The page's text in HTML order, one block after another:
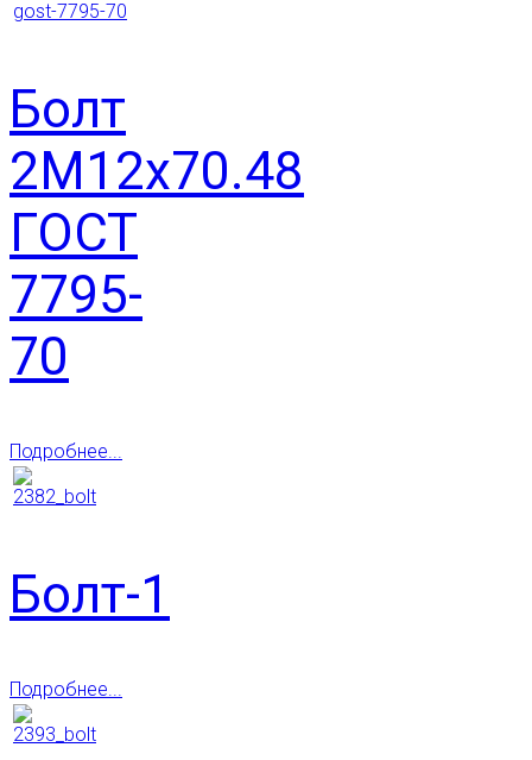
Болт
2М12х70.48
ГОСТ
7795-
70
Подробнее...
Болт-1
Подробнее...